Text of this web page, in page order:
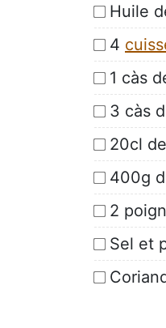
Huile
4
1 càs
3 càs
20cl
400g
2
Sel et